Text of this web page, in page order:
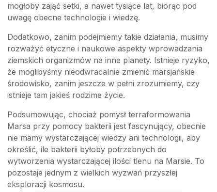
mogłoby zająć setki, a nawet tysiące lat, biorąc pod
uwagę obecne technologie i wiedzę.
Dodatkowo, zanim podejmiemy takie działania, musimy
rozważyć etyczne i naukowe aspekty wprowadzania
ziemskich organizmów na inne planety. Istnieje ryzyko,
że moglibyśmy nieodwracalnie zmienić marsjańskie
środowisko, zanim jeszcze w pełni zrozumiemy, czy
istnieje tam jakieś rodzime życie.
Podsumowując, chociaż pomysł terraformowania
Marsa przy pomocy bakterii jest fascynujący, obecnie
nie mamy wystarczającej wiedzy ani technologii, aby
określić, ile bakterii byłoby potrzebnych do
wytworzenia wystarczającej ilości tlenu na Marsie. To
pozostaje jednym z wielkich wyzwań przyszłej
eksploracji kosmosu.